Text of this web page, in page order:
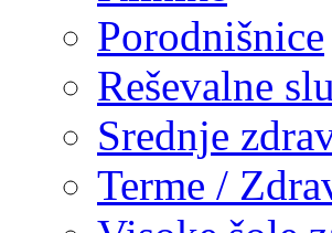
Porodnišnice
Reševalne
Srednje
Terme /